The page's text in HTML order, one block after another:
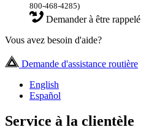
800-468-4285)
Demander à être rappelé
Vous avez besoin d'aide?
Demande d'assistance routière
English
Español
Service à la clientèle